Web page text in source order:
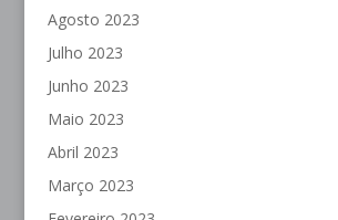
Agosto 2023
Julho 2023
Junho 2023
Maio 2023
Abril 2023
Março 2023